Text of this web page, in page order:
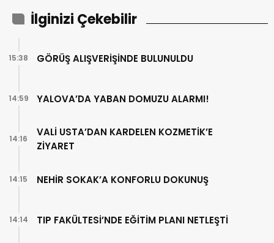
İlginizi Çekebilir
GÖRÜŞ ALIŞVERİŞİNDE BULUNULDU
15:38
YALOVA’DA YABAN DOMUZU ALARMI!
14:59
VALİ USTA’DAN KARDELEN KOZMETİK’E
ZİYARET
14:16
NEHİR SOKAK’A KONFORLU DOKUNUŞ
14:15
TIP FAKÜLTESİ’NDE EĞİTİM PLANI NETLEŞTİ
14:14